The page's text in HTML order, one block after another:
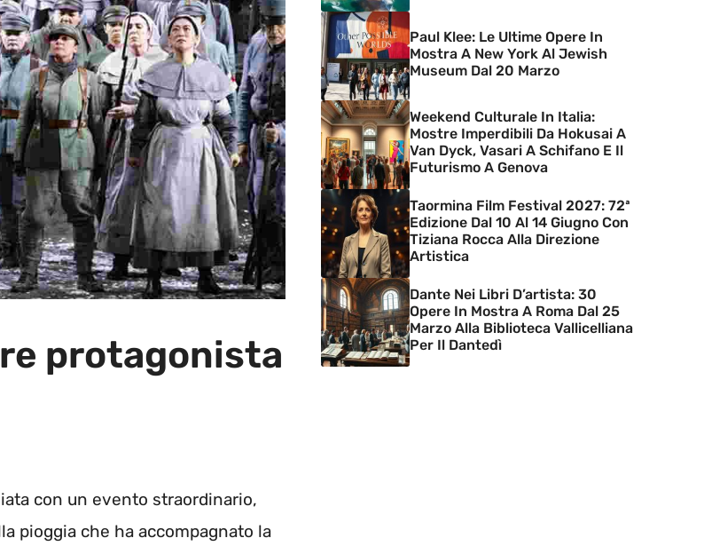
protagonista
con un evento straordinario,
pioggia che ha accompagnato la
Paul Klee: Le Ultime Opere In
Mostra A New York Al Jewish
Museum Dal 20 Marzo
Weekend Culturale In Italia:
Mostre Imperdibili Da Hokusai A
Van Dyck, Vasari A Schifano E Il
Futurismo A Genova
Taormina Film Festival 2027: 72ª
Edizione Dal 10 Al 14 Giugno Con
Tiziana Rocca Alla Direzione
Artistica
Dante Nei Libri D’artista: 30
Opere In Mostra A Roma Dal 25
Marzo Alla Biblioteca Vallicelliana
Per Il Dantedì